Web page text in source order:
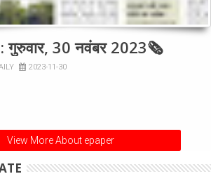
गुरुवार, 30 नवंबर 2023🗞
2023-11-30
View More About epaper